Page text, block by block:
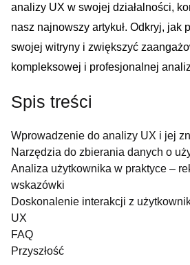
analizy UX w swojej działalności,
nasz ⁢najnowszy artykuł. Odkryj, jak
swojej⁣ witryny i zwiększyć
kompleksowej i profesjonalnej
Spis treści
Wprowadzenie do analizy UX i ⁢jej
Narzędzia do zbierania danych o‌
Analiza użytkownika w⁣ praktyce –
wskazówki
Doskonalenie interakcji z
UX
FAQ
Przyszłość